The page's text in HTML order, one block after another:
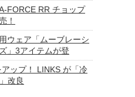
FORCE RR チョップ
！
ウェア「ムーブレーシ
」3アイテムが登
ップ！ LINKS が「冷
改良